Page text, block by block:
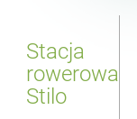
Stacja
rowerowa
Stilo